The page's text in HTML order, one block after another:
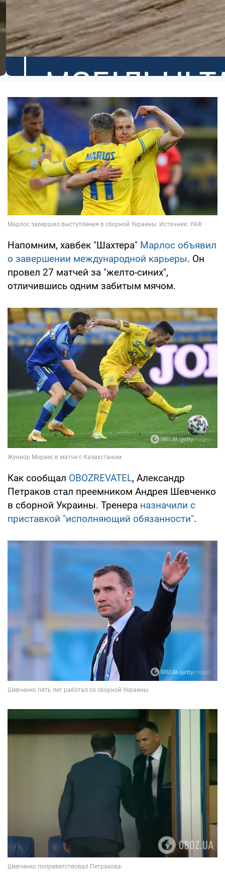
Напомним, хавбек "Шахтера" Марлос объявил
о завершении международной карьеры. Он
провел 27 матчей за "желто-синих",
отличившись одним забитым мячом.
Как сообщал OBOZREVATEL, Александр
Петраков стал преемником Андрея Шевченко
в сборной Украины. Тренера назначили с
приставкой "исполняющий обязанности".